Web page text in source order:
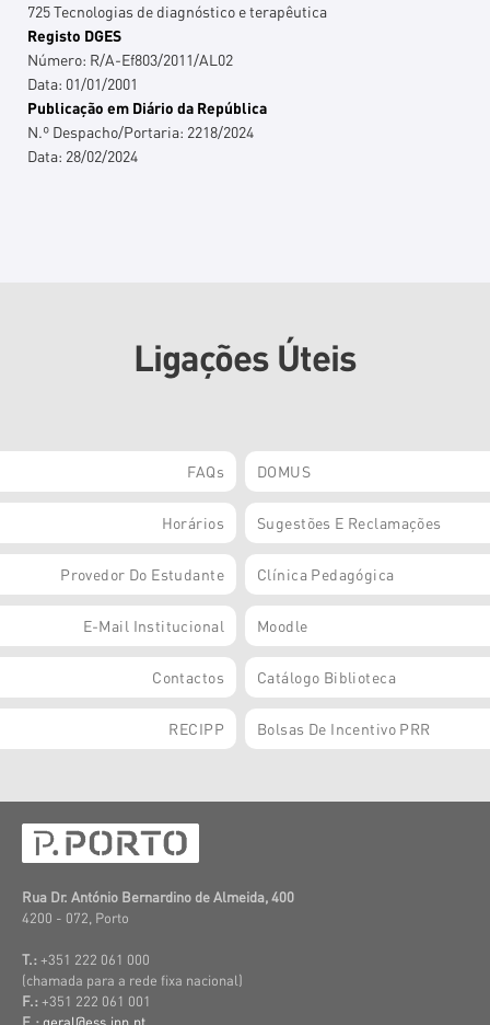
725 Tecnologias de diagnóstico e terapêutica
Registo DGES
Número: R/A-Ef803/2011/AL02
Data: 01/01/2001
Publicação em Diário da República
N.º Despacho/Portaria: 2218/2024
Data: 28/02/2024
Ligações Úteis
FAQs DOMUS
Horários Sugestões E Reclamações
Provedor Do Estudante Clínica Pedagógica
E-Mail Institucional Moodle
Contactos Catálogo Biblioteca
RECIPP Bolsas De Incentivo PRR
Rua Dr. António Bernardino de Almeida, 400
4200 - 072, Porto
T.: +351 222 061 000
(chamada para a rede fixa nacional)
F.: +351 222 061 001
E.: geral@ess.ipp.pt